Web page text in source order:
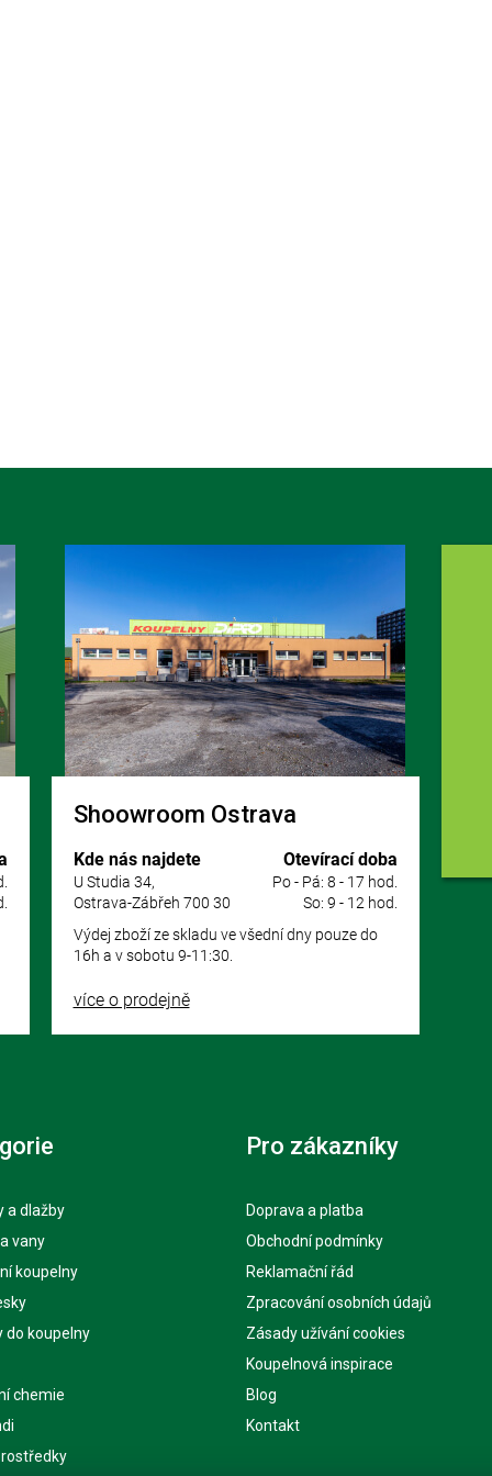
Shoowroom Ostrava
Kde nás najdete
U Studia 34,
Ostrava-Zábřeh 700 30
Otevírací doba
Po - Pá: 8 - 17 hod.
So: 9 - 12 hod.
Výdej zboží ze skladu ve všední dny pouze do
16h a v sobotu 9-11:30.
více o prodejně
a dlažby
vany
koupelny
do koupelny
chemie
Pro zákazníky
Doprava a platba
Obchodní podmínky
Reklamační řád
Zpracování osobních údajů
Zásady užívání cookies
Koupelnová inspirace
Blog
Kontakt